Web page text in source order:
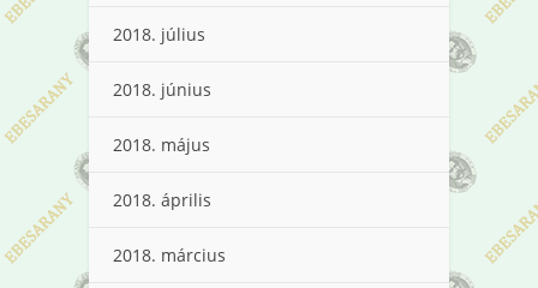
2018. július
2018. június
2018. május
2018. április
2018. március